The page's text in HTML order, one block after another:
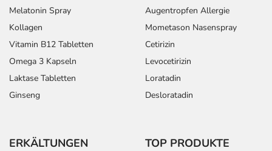
Melatonin Spray
Kollagen
Vitamin B12 Tabletten
Omega 3 Kapseln
Laktase Tabletten
Ginseng
Augentropfen Allergie
Mometason Nasenspray
Cetirizin
Levocetirizin
Loratadin
Desloratadin
ERKÄLTUNGEN TOP PRODUKTE